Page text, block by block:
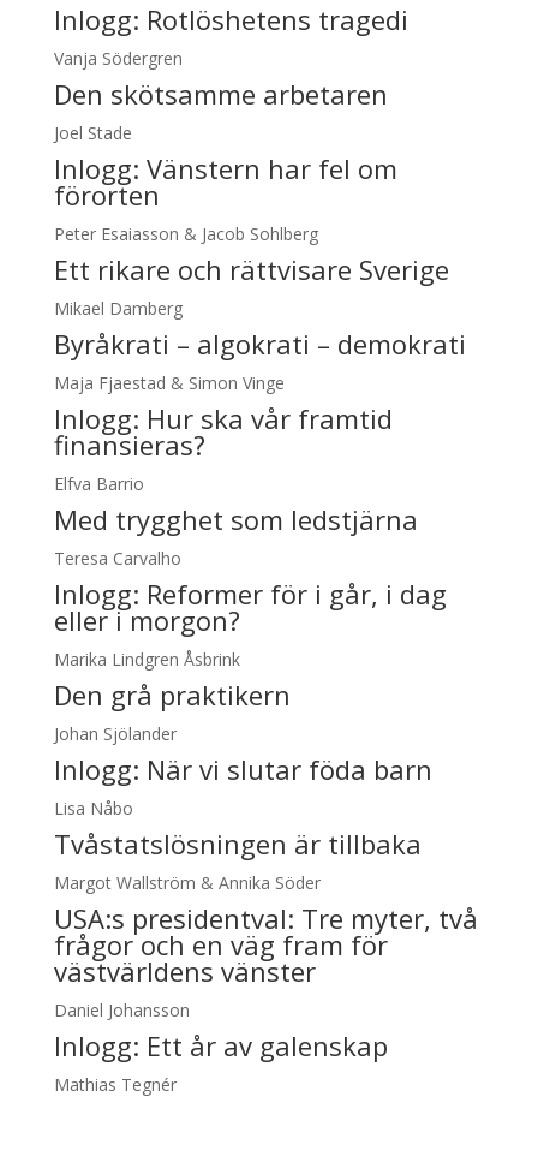
Inlogg: Rotlöshetens tragedi
Vanja Södergren
Den skötsamme arbetaren
Joel Stade
Inlogg: Vänstern har fel om
förorten
Peter Esaiasson & Jacob Sohlberg
Ett rikare och rättvisare Sverige
Mikael Damberg
Byråkrati – algokrati – demokrati
Maja Fjaestad & Simon Vinge
Inlogg: Hur ska vår framtid
finansieras?
Elfva Barrio
Med trygghet som ledstjärna
Teresa Carvalho
Inlogg: Reformer för i går, i dag
eller i morgon?
Marika Lindgren Åsbrink
Den grå praktikern
Johan Sjölander
Inlogg: När vi slutar föda barn
Lisa Nåbo
Tvåstatslösningen är tillbaka
Margot Wallström & Annika Söder
USA:s presidentval: Tre myter, två
frågor och en väg fram för
västvärldens vänster
Daniel Johansson
Inlogg: Ett år av galenskap
Mathias Tegnér